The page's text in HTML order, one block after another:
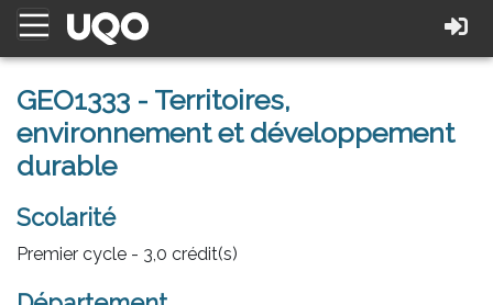
GEO1333 - Territoires,
environnement et développement
durable
Scolarité
Premier cycle - 3,0 crédit(s)